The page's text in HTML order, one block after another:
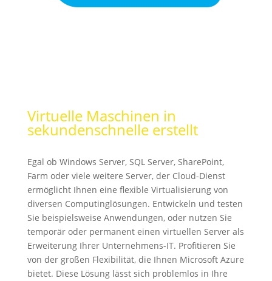
Virtuelle Maschinen in
sekundenschnelle erstellt
Egal ob Windows Server, SQL Server, SharePoint,
Farm oder viele weitere Server, der Cloud-Dienst
ermöglicht Ihnen eine flexible Virtualisierung von
diversen Computinglösungen. Entwickeln und testen
Sie beispielsweise Anwendungen, oder nutzen Sie
temporär oder permanent einen virtuellen Server als
Erweiterung Ihrer Unternehmens-IT. Profitieren Sie
von der großen Flexibilität, die Ihnen Microsoft Azure
bietet. Diese Lösung lässt sich problemlos in Ihre